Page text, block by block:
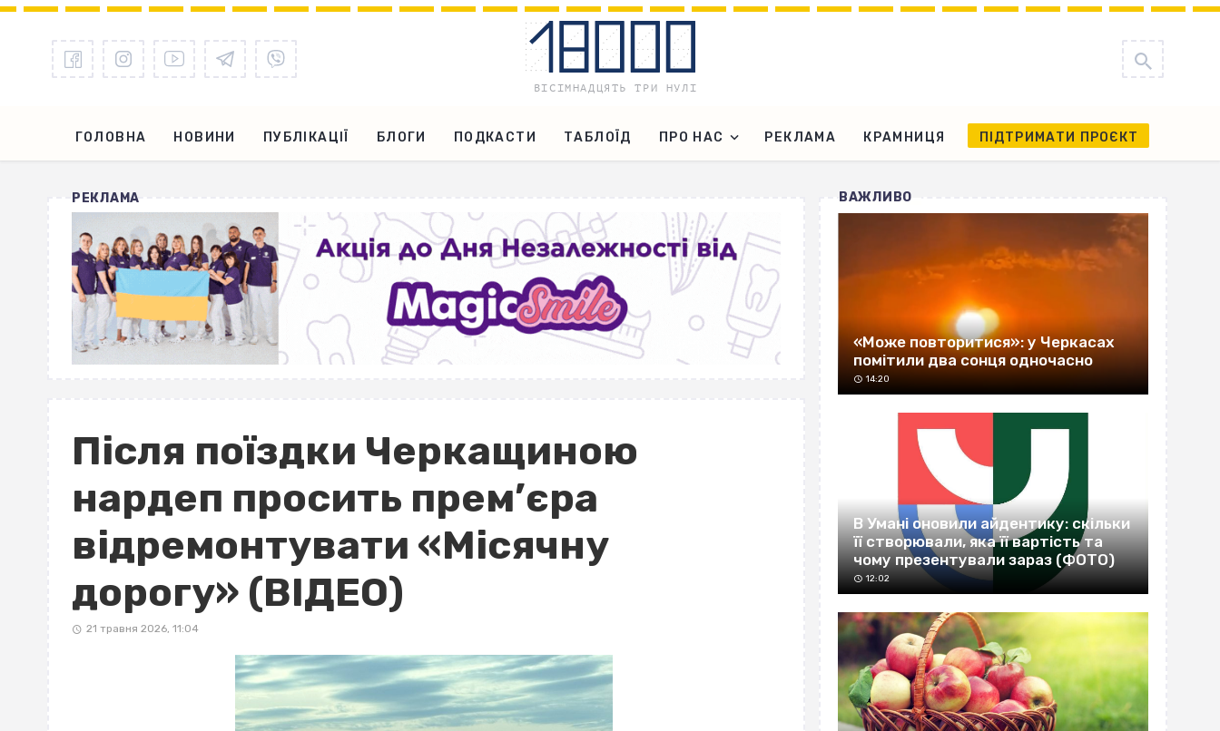
ГОЛОВНА НОВИНИ ПУБЛІКАЦІЇ БЛОГИ ПОДКАСТИ ТАБЛОЇД ПРО НАС РЕКЛАМА КРАМНИЦЯ ПІДТРИМАТИ ПРОЄКТ
РЕКЛАМА
Після поїздки Черкащиною
нардеп просить прем’єра
відремонтувати «Місячну
дорогу» (ВІДЕО)
21 травня 2026, 11:04
ВАЖЛИВО
«Може повторитися»: у Черкасах
помітили два сонця одночасно
14:20
В Умані оновили айдентику: скільки
її створювали, яка її вартість та
чому презентували зараз (ФОТО)
12:02